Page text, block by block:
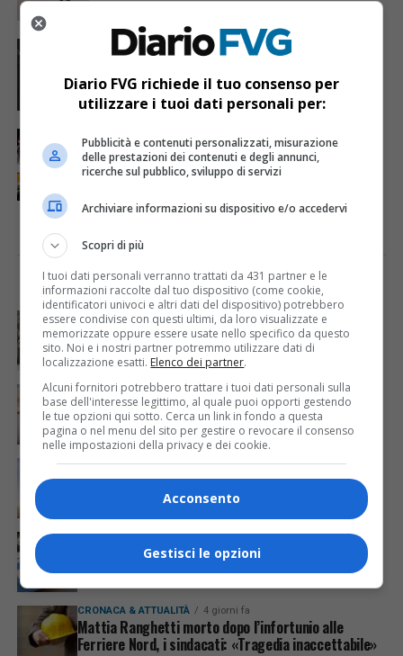
EVENTI & CULTURA 6 anni fa
Marongiu chiama Dandy Bestia: in arrivo
una serata da Skianto!
L’arte performativa invade Turriaco: arriva
“Contaminazioni digitali”
I PIÙ VISTI ULTIME NOTIZIE
CRONACA & ATTUALITÀ 3 giorni fa
Acqua da usare con cautela nell’Udinese: ecco tutte
le frazioni sotto osservazione
CRONACA & ATTUALITÀ 4 giorni fa
Mattia Ranghetti muore a 29 anni dopo la
folgorazione alle Ferriere Nord di Osoppo
ECONOMIA & LAVORO 4 ore fa
Bollette più leggere nei condomini, nuovo bando FVG
per l’efficientamento energetico
CRONACA & ATTUALITÀ 2 giorni fa
Arrivano 142 nuovi poliziotti in Friuli-Venezia Giulia:
61 saranno assegnati a Trieste
CRONACA & ATTUALITÀ 4 giorni fa
Mattia Ranghetti morto dopo l’infortunio alle
Ferriere Nord, i sindacati: «Tragedia inaccettabile»
Diario FVG richiede il tuo consenso per
utilizzare i tuoi dati personali per:
Pubblicità e contenuti personalizzati, misurazione
delle prestazioni dei contenuti e degli annunci,
ricerche sul pubblico, sviluppo di servizi
Archiviare informazioni su dispositivo e/o accedervi
Scopri di più
I tuoi dati personali verranno trattati da 431 partner e le
informazioni raccolte dal tuo dispositivo (come cookie,
identificatori univoci e altri dati del dispositivo) potrebbero
essere condivise con questi ultimi, da loro visualizzate e
memorizzate oppure essere usate nello specifico da questo
sito. Noi e i nostri partner potremmo utilizzare dati di
localizzazione esatti. Elenco dei partner.
Alcuni fornitori potrebbero trattare i tuoi dati personali sulla
base dell'interesse legittimo, al quale puoi opporti gestendo
le tue opzioni qui sotto. Cerca un link in fondo a questa
pagina o nel menu del sito per gestire o revocare il consenso
nelle impostazioni della privacy e dei cookie.
Acconsento
Gestisci le opzioni